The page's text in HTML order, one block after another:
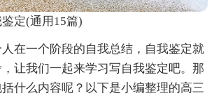
定(通用15篇)
在一个阶段的自我总结，自我鉴定就
让我们一起来学习写自我鉴定吧。那
什么内容呢？以下是小编整理的高三